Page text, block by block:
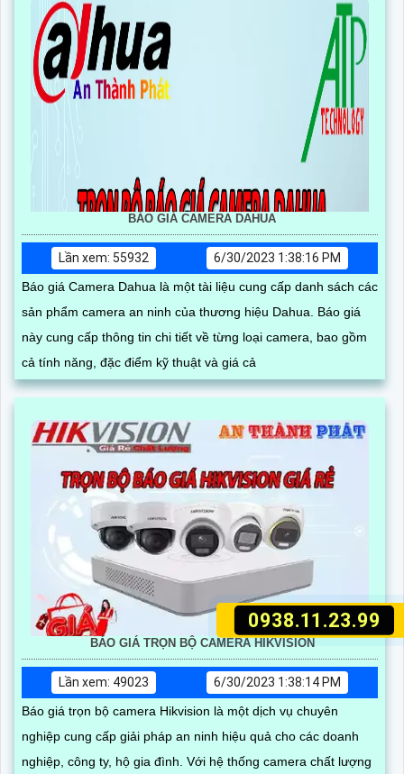
0938.11.23.99
BÁO GIÁ CAMERA DAHUA
Lần xem: 55932
6/30/2023 1:38:16 PM
Báo giá Camera Dahua là một tài liệu cung cấp danh sách các
sản phẩm camera an ninh của thương hiệu Dahua. Báo giá
này cung cấp thông tin chi tiết về từng loại camera, bao gồm
cả tính năng, đặc điểm kỹ thuật và giá cả
BÁO GIÁ TRỌN BỘ CAMERA HIKVISION
Lần xem: 49023
6/30/2023 1:38:14 PM
Báo giá trọn bộ camera Hikvision là một dịch vụ chuyên
nghiệp cung cấp giải pháp an ninh hiệu quả cho các doanh
nghiệp, công ty, hộ gia đình. Với hệ thống camera chất lượng